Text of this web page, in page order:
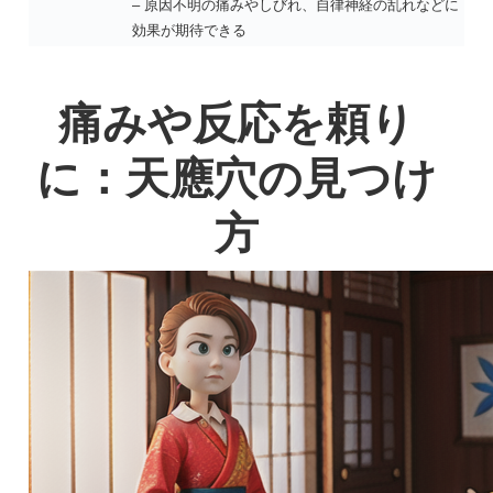
– 原因不明の痛みやしびれ、自律神経の乱れなどに
効果が期待できる
痛みや反応を頼り
に：天應穴の見つけ
方